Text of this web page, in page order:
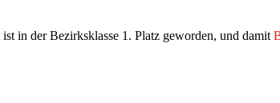
in der Bezirksklasse 1. Platz geworden, und damit